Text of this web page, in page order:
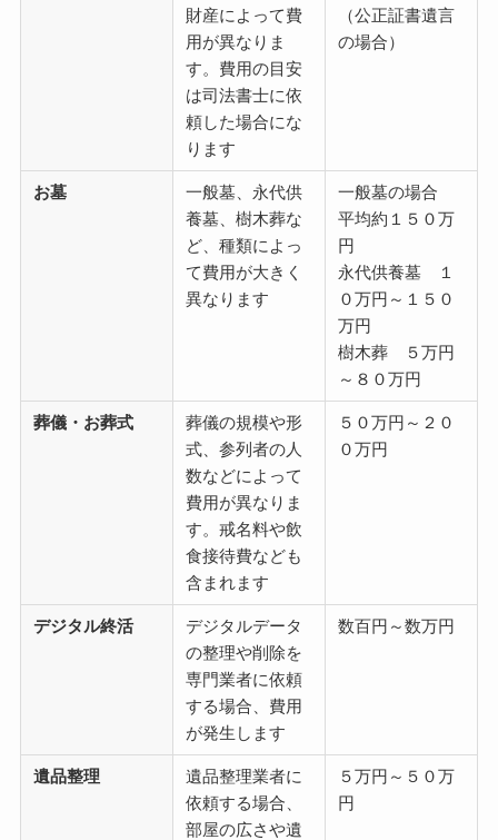
財産によって費
用が異なりま
す。費用の目安
は司法書士に依
頼した場合にな
ります
（公正証書遺言
の場合）
お墓
一般墓、永代供
養墓、樹木葬な
ど、種類によっ
て費用が大きく
異なります
一般墓の場合
平均約１５０万
円
永代供養墓 １
０万円～１５０
万円
樹木葬 ５万円
～８０万円
葬儀・お葬式
葬儀の規模や形
式、参列者の人
数などによって
費用が異なりま
す。戒名料や飲
食接待費なども
含まれます
５０万円～２０
０万円
デジタル終活
デジタルデータ
の整理や削除を
専門業者に依頼
する場合、費用
が発生します
数百円～数万円
遺品整理
遺品整理業者に
依頼する場合、
部屋の広さや遺
５万円～５０万
円